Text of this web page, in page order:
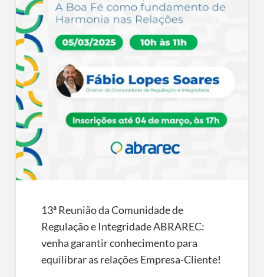
13ª Reunião da Comunidade de
Regulação e Integridade ABRAREC:
venha garantir conhecimento para
equilibrar as relações Empresa-Cliente!